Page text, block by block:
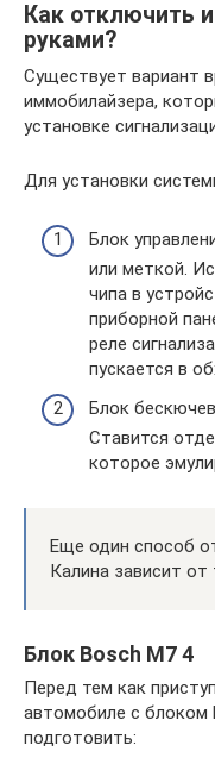
Как отключить
руками?
Существует вариант
иммобилайзера,
установке
Для установки
Блок
или меткой.
чипа в
приборной
реле
пускается в
Блок
Ставится
которое
Еще один способ
Калина зависит
Блок Bosch М7 4
Перед тем как
автомобиле с блоком
подготовить: